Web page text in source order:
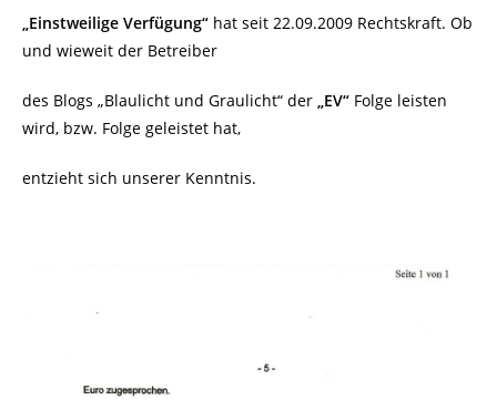
„Einstweilige Verfügung“ hat seit 22.09.2009 Rechtskraft. Ob
und wieweit der Betreiber
des Blogs „Blaulicht und Graulicht“ der „EV“ Folge leisten
wird, bzw. Folge geleistet hat,
entzieht sich unserer Kenntnis.